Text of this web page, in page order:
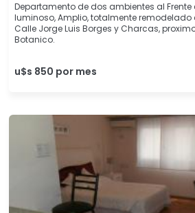
Departamento de dos ambientes al
luminoso, Amplio, totalmente remodelado
Calle Jorge Luis Borges y Charcas,
Botanico.
u$s 850 por mes